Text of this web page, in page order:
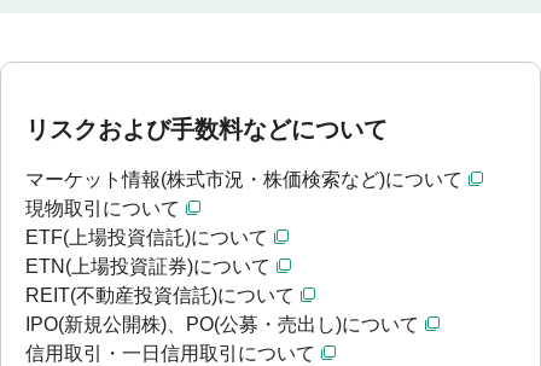
リスクおよび手数料などについて
マーケット情報(株式市況・株価検索など)について
現物取引について
ETF(上場投資信託)について
ETN(上場投資証券)について
REIT(不動産投資信託)について
IPO(新規公開株)、PO(公募・売出し)について
信用取引・一日信用取引について